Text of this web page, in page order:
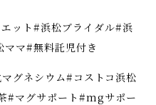
ット#浜松ブライダル#浜
マ#無料託児付き
グネシウム#コストコ浜松
#マグサポート#mgサポー